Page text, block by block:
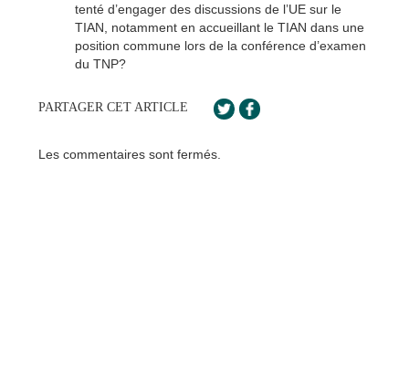
tenté d’engager des discussions de l’UE sur le
TIAN, notamment en accueillant le TIAN dans une
position commune lors de la conférence d’examen
du TNP?
PARTAGER CET ARTICLE
Les commentaires sont fermés.